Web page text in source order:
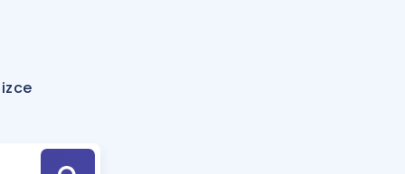
Hesaplama Aracı
için Öneriler
Tek Takvimde